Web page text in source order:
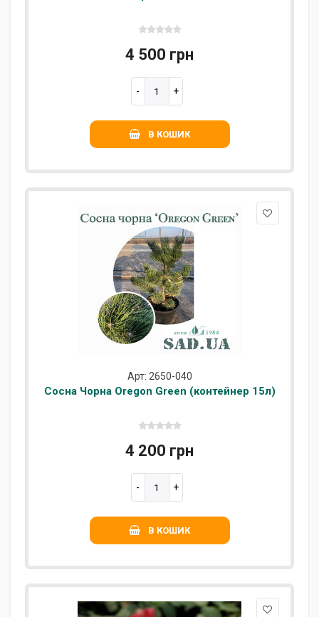
4 500 грн
В КОШИК
Арт: 2650-040
Сосна Чорна Oregon Green (контейнер 15л)
4 200 грн
В КОШИК